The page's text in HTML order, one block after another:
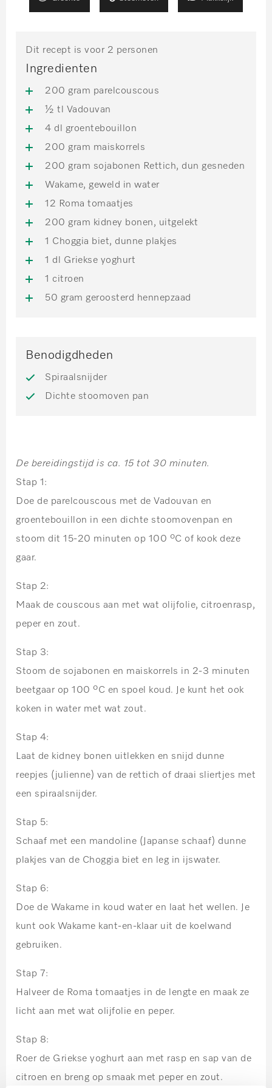
Dit recept is voor 2 personen
Ingredienten
200 gram parelcouscous
½ tl Vadouvan
4 dl groentebouillon
200 gram maiskorrels
200 gram sojabonen Rettich, dun gesneden
Wakame, geweld in water
12 Roma tomaatjes
200 gram kidney bonen, uitgelekt
1 Choggia biet, dunne plakjes
1 dl Griekse yoghurt
1 citroen
50 gram geroosterd hennepzaad
Benodigdheden
Spiraalsnijder
Dichte stoomoven pan
De bereidingstijd is ca. 15 tot 30 minuten.
Stap 1:
Doe de parelcouscous met de Vadouvan en
groentebouillon in een dichte stoomovenpan en
stoom dit 15-20 minuten op 100 ºC of kook deze
gaar.
Stap 2:
Maak de couscous aan met wat olijfolie, citroenrasp,
peper en zout.
Stap 3:
Stoom de sojabonen en maiskorrels in 2-3 minuten
beetgaar op 100 ºC en spoel koud. Je kunt het ook
koken in water met wat zout.
Stap 4:
Laat de kidney bonen uitlekken en snijd dunne
reepjes (julienne) van de rettich of draai sliertjes met
een spiraalsnijder.
Stap 5:
Schaaf met een mandoline (Japanse schaaf) dunne
plakjes van de Choggia biet en leg in ijswater.
Stap 6:
Doe de Wakame in koud water en laat het wellen. Je
kunt ook Wakame kant-en-klaar uit de koelwand
gebruiken.
Stap 7:
Halveer de Roma tomaatjes in de lengte en maak ze
licht aan met wat olijfolie en peper.
Stap 8:
Roer de Griekse yoghurt aan met rasp en sap van de
citroen en breng op smaak met peper en zout.